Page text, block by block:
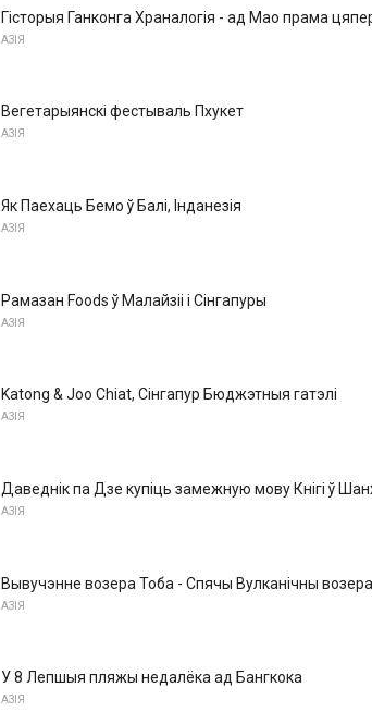
Гісторыя Ганконга Храналогія - ад Мао прама
АЗІЯ
Вегетарыянскі фестываль Пхукет
АЗІЯ
Як Паехаць Бемо ў Балі, Інданезія
АЗІЯ
Рамазан Foods ў Малайзіі і Сінгапуры
АЗІЯ
Katong & Joo Chiat, Сінгапур Бюджэтныя гатэлі
АЗІЯ
Даведнік па Дзе купіць замежную мову Кнігі ў
АЗІЯ
Вывучэнне возера Тоба - Спячы Вулканічны возера
АЗІЯ
У 8 Лепшыя пляжы недалёка ад Бангкока
АЗІЯ